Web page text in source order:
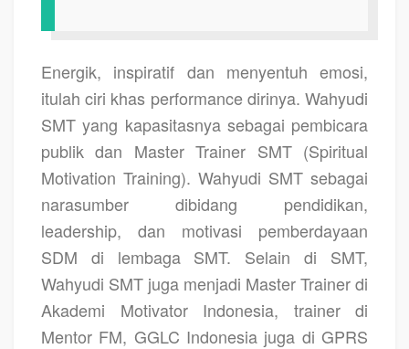
Energik, inspiratif dan menyentuh emosi,
itulah ciri khas performance dirinya. Wahyudi
SMT yang kapasitasnya sebagai pembicara
publik dan Master Trainer SMT (Spiritual
Motivation Training). Wahyudi SMT sebagai
narasumber dibidang pendidikan,
leadership, dan motivasi pemberdayaan
SDM di lembaga SMT. Selain di SMT,
Wahyudi SMT juga menjadi Master Trainer di
Akademi Motivator Indonesia, trainer di
Mentor FM, GGLC Indonesia juga di GPRS